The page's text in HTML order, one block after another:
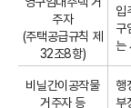
주자
(주택공급규칙 제
32조8항)
입
구
는
비닐간이공작물
거주자 등
행
부